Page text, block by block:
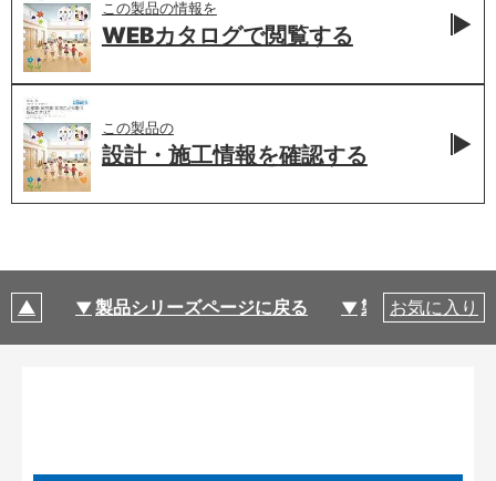
この製品の情報を
WEBカタログで閲覧する
この製品の
設計・施工情報を確認する
製品シリーズページに戻る 製品仕様
お気に入り